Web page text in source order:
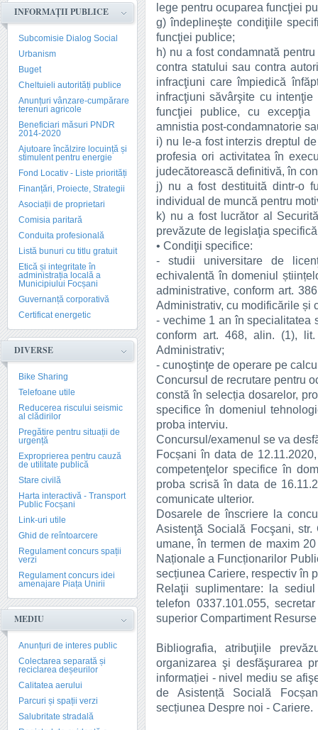
INFORMAȚII PUBLICE
Subcomisie Dialog Social
Urbanism
Buget
Cheltuieli autorități publice
Anunțuri vânzare-cumpărare
terenuri agricole
Beneficiari măsuri PNDR
2014-2020
Ajutoare încălzire locuință și
stimulent pentru energie
Fond Locativ - Liste priorități
Finanțări, Proiecte, Strategii
Asociații de proprietari
Comisia paritară
Conduita profesională
Listă bunuri cu titlu gratuit
Etică și integritate în
administrația locală a
Municipiului Focșani
Guvernanță corporativă
Certificat energetic
DIVERSE
Bike Sharing
Telefoane utile
Reducerea riscului seismic
al clădirilor
Pregătire pentru situații de
urgență
Exproprierea pentru cauză
de utilitate publică
Stare civilă
Harta interactivă - Transport
Public Focșani
Link-uri utile
Ghid de reîntoarcere
Regulament concurs spații
verzi
Regulament concurs idei
amenajare Piața Unirii
MEDIU
Anunțuri de interes public
Colectarea separată și
reciclarea deșeurilor
Calitatea aerului
Parcuri și spații verzi
Salubritate stradală
lege pentru ocuparea funcţiei
g) îndeplineşte condiţiile
funcţiei publice;
h) nu a fost condamnată
contra statului sau contra
infracţiuni care împiedică
infracţiuni săvârşite cu
funcţiei publice, cu
amnistia post-condamnatorie
i) nu le-a fost interzis dreptul
profesia ori activitatea în
judecătorească definitivă, în
j) nu a fost destituită dintr-o
individual de muncă pentru
k) nu a fost lucrător al
prevăzute de legislaţia
• Condiţii specifice:
- studii universitare de
echivalentă în domeniul
administrative, conform art.
Administrativ, cu modificările și
- vechime 1 an în specialitatea
conform art. 468, alin. (1),
Administrativ;
- cunoştinţe de operare pe
Concursul de recrutare pentru
constă în selecția dosarelor,
specifice în domeniul
proba interviu.
Concursul/examenul se va
Focșani în data de
competenţelor specifice în
proba scrisă în data de
comunicate ulterior.
Dosarele de înscriere la
Asistenţă Socială Focşani,
umane, în termen de maxim
Naționale a Funcționarilor
secțiunea Cariere, respectiv în
Relaţii suplimentare: la
telefon 0337.101.055,
superior Compartiment
Bibliografia, atribuţiile
organizarea şi desfăşurarea
informației - nivel mediu se
de Asistență Socială
secțiunea Despre noi - Cariere.